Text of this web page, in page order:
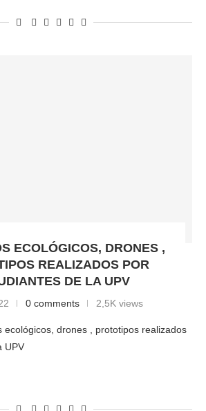
ECOLÓGICOS, DRONES ,
REALIZADOS POR
DE LA UPV
0 comments 2,5K views
ecológicos, drones , prototipos realizados
UPV